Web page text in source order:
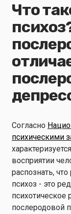
Что
Согласно
психическими
восприятии
распознать,
психоз - это
психотическое
послеродовой